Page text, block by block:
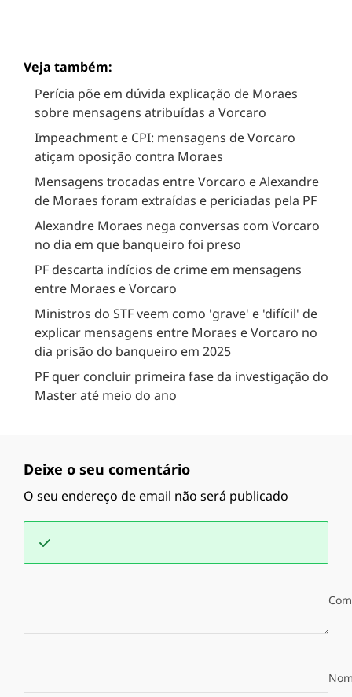
Veja também:
Perícia põe em dúvida explicação de Moraes
sobre mensagens atribuídas a Vorcaro
Impeachment e CPI: mensagens de Vorcaro
atiçam oposição contra Moraes
Mensagens trocadas entre Vorcaro e Alexandre
de Moraes foram extraídas e periciadas pela PF
Alexandre Moraes nega conversas com Vorcaro
no dia em que banqueiro foi preso
PF descarta indícios de crime em mensagens
entre Moraes e Vorcaro
Ministros do STF veem como 'grave' e 'difícil' de
explicar mensagens entre Moraes e Vorcaro no
dia prisão do banqueiro em 2025
PF quer concluir primeira fase da investigação do
Master até meio do ano
Deixe o seu comentário
O seu endereço de email não será publicado